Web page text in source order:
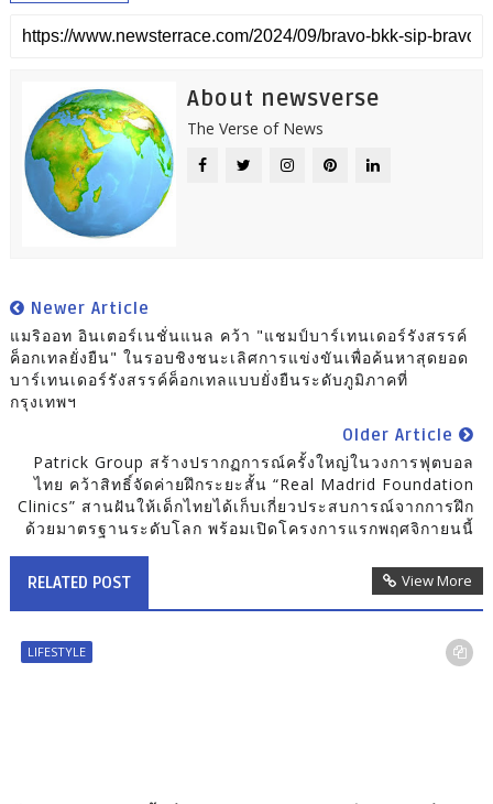
About newsverse
The Verse of News
Newer Article
แมริออท อินเตอร์เนชั่นแนล คว้า "แชมป์บาร์เทนเดอร์รังสรรค์
ค็อกเทลยั่งยืน" ในรอบชิงชนะเลิศการแข่งขันเพื่อค้นหาสุดยอด
บาร์เทนเดอร์รังสรรค์ค็อกเทลแบบยั่งยืนระดับภูมิภาคที่
กรุงเทพฯ
Older Article
Patrick Group สร้างปรากฏการณ์ครั้งใหญ่ในวงการฟุตบอล
ไทย คว้าสิทธิ์จัดค่ายฝึกระยะสั้น “Real Madrid Foundation
Clinics” สานฝันให้เด็กไทยได้เก็บเกี่ยวประสบการณ์จากการฝึก
ด้วยมาตรฐานระดับโลก พร้อมเปิดโครงการแรกพฤศจิกายนนี้
RELATED POST View More
LIFESTYLE